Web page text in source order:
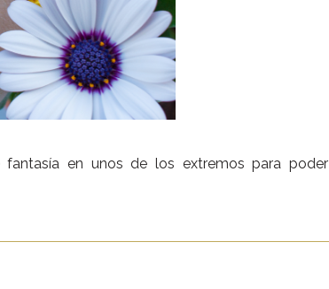
en unos de los extremos para poder